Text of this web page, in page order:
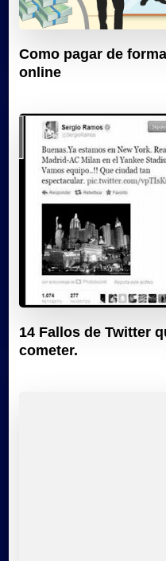
Como pagar de
online
14 Fallos de Twitter
cometer.